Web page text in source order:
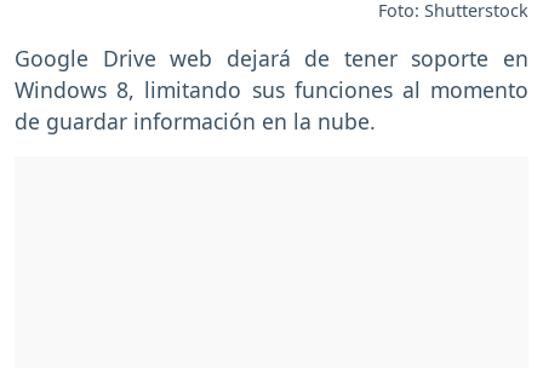
Foto: Shutterstock
Google Drive web dejará de tener soporte en
Windows 8, limitando sus funciones al momento
de guardar información en la nube.